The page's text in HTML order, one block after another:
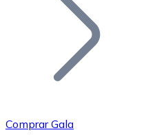
Comprar Gala